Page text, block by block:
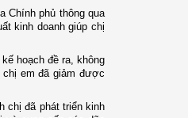
Chính phủ thông qua
kinh doanh giúp chị
hoạch đề ra, không
chị em đã giảm được
chị đã phát triển kinh